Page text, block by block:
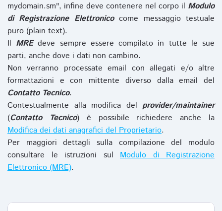
mydomain.sm", infine deve contenere nel corpo il Modulo
di Registrazione Elettronicocome messaggio testuale
puro (plain text).
Il MREdeve sempre essere compilato in tutte le sue
parti, anche dove i dati non cambino.
Non verranno processate email con allegati e/o altre
formattazioni e con mittente diverso dalla email del
Contatto Tecnico.
Contestualmente alla modifica del provider/maintainer
(Contatto Tecnico) è possibile richiedere anche la
Modifica dei dati anagrafici del Proprietario.
Per maggiori dettagli sulla compilazione del modulo
consultare le istruzioni sul Modulo di Registrazione
Elettronico (MRE).